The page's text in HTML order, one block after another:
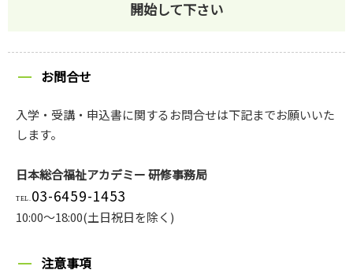
開始して下さい
お問合せ
入学・受講・申込書に関するお問合せは下記までお願いいた
します。
日本総合福祉アカデミー 研修事務局
03-6459-1453
10:00～18:00(土日祝日を除く)
注意事項